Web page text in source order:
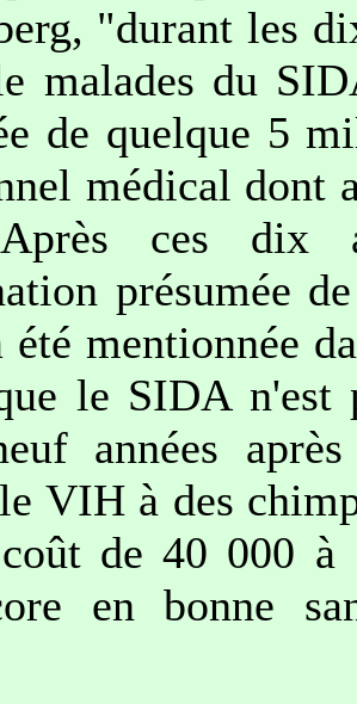
"durant les
malades du
de quelque 5
médical dont
ces dix
présumée
été mentionnée
le SIDA n'est
années
VIH à des
de 40 000 à
en bonne